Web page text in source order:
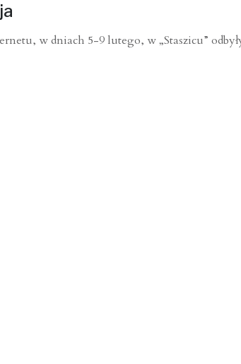
w dniach 5-9 lutego, w „Staszicu”